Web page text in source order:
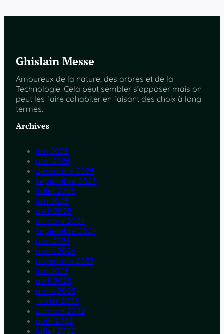
Ghislain Messe
Amoureux de la nature, des arbres et de la
Technologie. Cela peut sembler s’opposer mais on
peut les faire cohabiter en faisant des choix à long
termes.
Archives
juin 2026
mai 2026
décembre 2025
septembre 2025
juillet 2025
juin 2025
avril 2025
octobre 2024
septembre 2024
mai 2024
mars 2024
novembre 2023
juin 2023
avril 2023
mars 2023
février 2023
octobre 2022
août 2022
juillet 2022